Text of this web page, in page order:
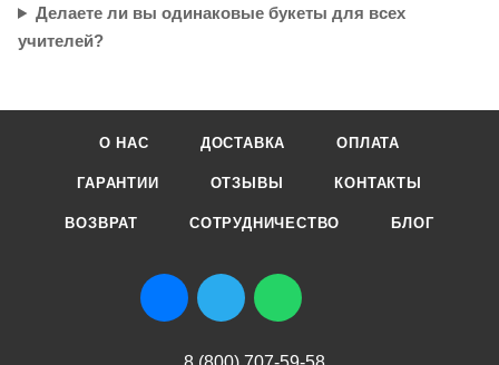
Делаете ли вы одинаковые букеты для всех
учителей?
О НАС ДОСТАВКА ОПЛАТА
ГАРАНТИИ ОТЗЫВЫ КОНТАКТЫ
ВОЗВРАТ СОТРУДНИЧЕСТВО БЛОГ